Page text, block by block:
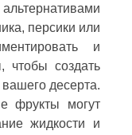
персики или
и
чтобы создать
десерта.
фрукты могут
жидкости и